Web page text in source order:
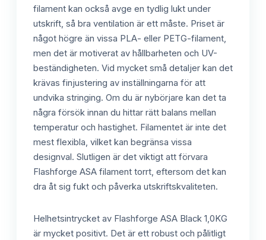
filament kan också avge en tydlig lukt under
utskrift, så bra ventilation är ett måste. Priset är
något högre än vissa PLA- eller PETG-filament,
men det är motiverat av hållbarheten och UV-
beständigheten. Vid mycket små detaljer kan det
krävas finjustering av inställningarna för att
undvika stringing. Om du är nybörjare kan det ta
några försök innan du hittar rätt balans mellan
temperatur och hastighet. Filamentet är inte det
mest flexibla, vilket kan begränsa vissa
designval. Slutligen är det viktigt att förvara
Flashforge ASA filament torrt, eftersom det kan
dra åt sig fukt och påverka utskriftskvaliteten.
Helhetsintrycket av Flashforge ASA Black 1,0KG
är mycket positivt. Det är ett robust och pålitligt